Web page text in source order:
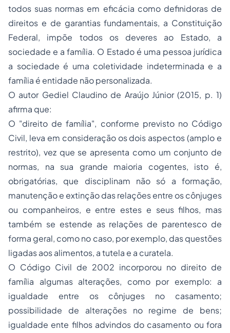
todos suas normas em eficácia como definidoras de
direitos e de garantias fundamentais, a Constituição
Federal, impõe todos os deveres ao Estado, a
sociedade e a família. O Estado é uma pessoa jurídica
a sociedade é uma coletividade indeterminada e a
família é entidade não personalizada.
O autor Gediel Claudino de Araújo Júnior (2015, p. 1)
afirma que:
O "direito de família", conforme previsto no Código
Civil, leva em consideração os dois aspectos (amplo e
restrito), vez que se apresenta como um conjunto de
normas, na sua grande maioria cogentes, isto é,
obrigatórias, que disciplinam não só a formação,
manutenção e extinção das relações entre os cônjuges
ou companheiros, e entre estes e seus filhos, mas
também se estende as relações de parentesco de
forma geral, como no caso, por exemplo, das questões
ligadas aos alimentos, a tutela e a curatela.
O Código Civil de 2002 incorporou no direito de
família algumas alterações, como por exemplo: a
igualdade entre os cônjuges no casamento;
possibilidade de alterações no regime de bens;
igualdade ente filhos advindos do casamento ou fora